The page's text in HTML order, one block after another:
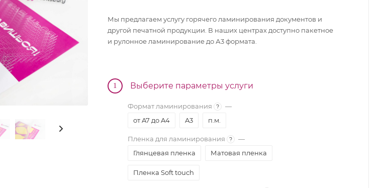
Мы предлагаем услугу горячего ламинирования документов и
другой печатной продукции. В наших центрах доступно пакетное
и рулонное ламинирование до А3 формата.
1 Выберите параметры услуги
Формат ламинирования ?
—
от A7 до A4
A3 п.м.
Пленка для ламинирования ?
—
Глянцевая пленка
Матовая пленка
Пленка Soft touch